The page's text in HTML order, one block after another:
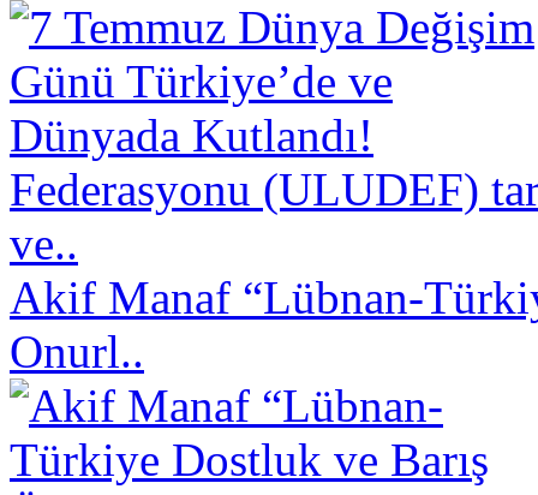
Federasyonu (ULUDEF)
ve..
Akif Manaf “Lübnan-
Onurl..